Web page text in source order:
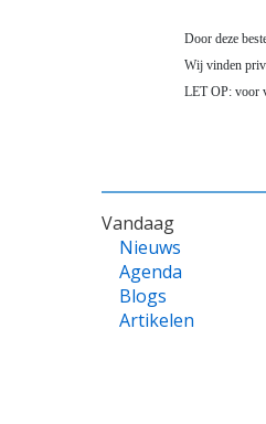
VOET
Vandaag
Nieuws
Agenda
Blogs
Artikelen